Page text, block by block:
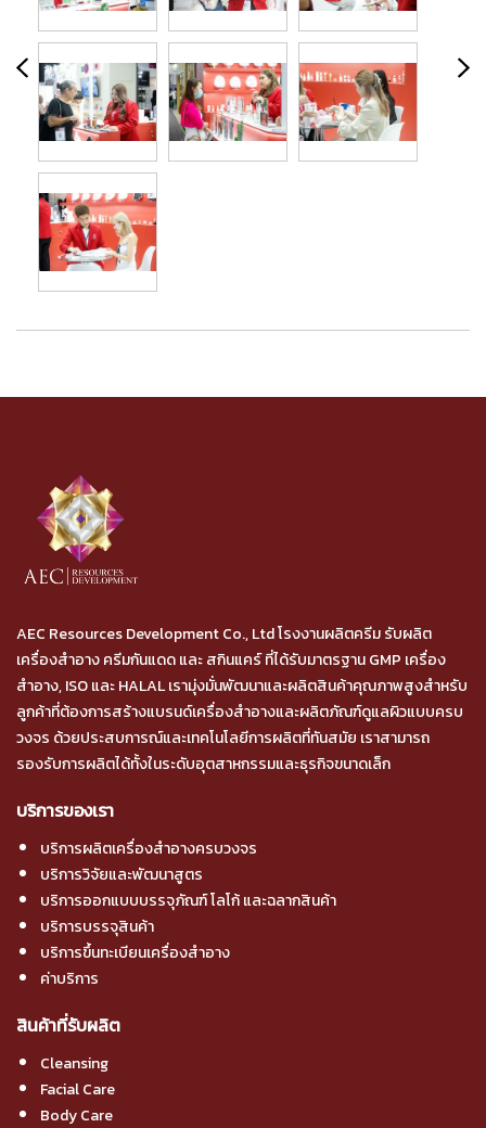
AEC Resources Development Co., Ltd โรงงานผลิตครีม รับผลิต
เครื่องสำอาง ครีมกันแดด และ สกินแคร์ ที่ได้รับมาตรฐาน GMP เครื่อง
สำอาง, ISO และ HALAL เรามุ่งมั่นพัฒนาและผลิตสินค้าคุณภาพสูงสำหรับ
ลูกค้าที่ต้องการสร้างแบรนด์เครื่องสำอางและผลิตภัณฑ์ดูแลผิวแบบครบ
วงจร ด้วยประสบการณ์และเทคโนโลยีการผลิตที่ทันสมัย เราสามารถ
รองรับการผลิตได้ทั้งในระดับอุตสาหกรรมและธุรกิจขนาดเล็ก
บริการของเรา
บริการผลิตเครื่องสำอางครบวงจร
บริการวิจัยและพัฒนาสูตร
บริการออกแบบบรรจุภัณฑ์ โลโก้ และฉลากสินค้า
บริการบรรจุสินค้า
บริการขึ้นทะเบียนเครื่องสำอาง
ค่าบริการ
สินค้าที่รับผลิต
Cleansing
Facial Care
Body Care